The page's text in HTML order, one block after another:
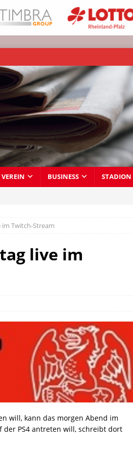
VEREIN BUSINESS STADION
Twitch-Stream
live im
will, kann das morgen Abend im
der PS4 antreten will, schreibt dort